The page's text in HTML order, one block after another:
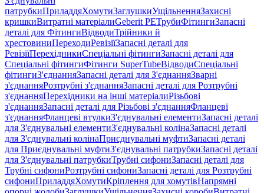
патрубкиПриладдяХомутиЗаглушкиУщільненняЗахисні
кришкиВитратні матеріалиGeberit PEТрубиФітингиЗапасні
деталі для ФітингиВідводиТрійники й
хрестовиниПереходиРевізіїЗапасні деталі для
РевізіїПерехідникиСпеціальні фітингиЗапасні деталі для
Спеціальні фітингиФітинги SuperTubeВідводиСпеціальні
фітингиЗ'єднанняЗапасні деталі для З'єднанняЗварні
з'єднанняРозтрубні з'єднанняЗапасні деталі для Розтрубні
з'єднанняПерехідники на інші матеріалиРізьбові
з'єднанняЗапасні деталі для Різьбові з'єднанняФланцеві
з'єднанняФланцеві втулкиЗ'єднувальні елементиЗапасні деталі
для З'єднувальні елементиЗ'єднувальні колінаЗапасні деталі
для З'єднувальні колінаПриєднувальні муфтиЗапасні деталі
для Приєднувальні муфтиЗ'єднувальні патрубкиЗапасні деталі
для З'єднувальні патрубкиТрубні сифониЗапасні деталі для
Трубні сифониРозтрубні сифониЗапасні деталі для Розтрубні
сифониПриладдяХомутиКріплення для хомутівНапрямні